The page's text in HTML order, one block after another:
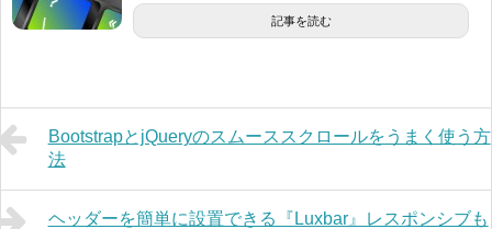
記事を読む
BootstrapとjQueryのスムーススクロールをうまく使う方
法
ヘッダーを簡単に設置できる『Luxbar』レスポンシブも